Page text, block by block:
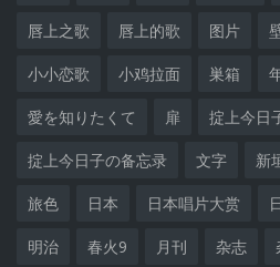
唇上之歌 唇上的歌 图片
小小恋歌 小鸡拉面 巣箱
愛を知りたくて 扉 掟上今日
掟上今日子の备忘录 文字 新
旅色 日本 日本唱片大赏
明治 春火9 月刊 杂志